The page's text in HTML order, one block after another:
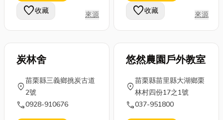
favorite收藏 來源 favorite收藏 來源
炭林舍
location_on
苗栗縣三義鄉挑炭古道
2號
call0928-910676
悠然農園戶外教室
location_on
苗栗縣苗里縣大湖鄉栗
林村四份17之1號
call037-951800